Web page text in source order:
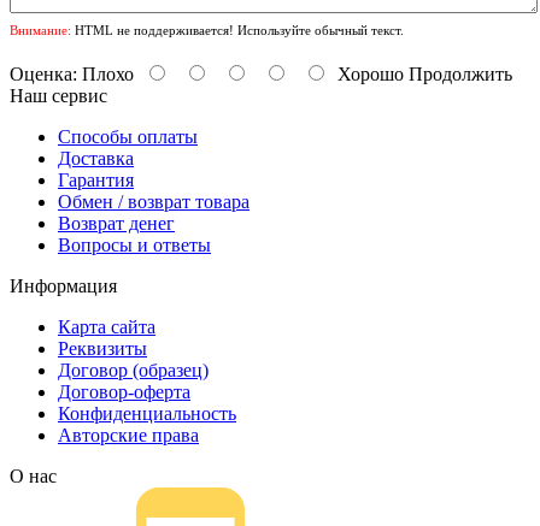
Внимание: HTML не поддерживается! Используйте обычный текст.
Оценка: Плохо Хорошо Продолжить
Наш сервис
Способы оплаты
Доставка
Гарантия
Обмен / возврат товара
Возврат денег
Вопросы и ответы
Информация
Карта сайта
Реквизиты
Договор (образец)
Договор-оферта
Конфиденциальность
Авторские права
О нас